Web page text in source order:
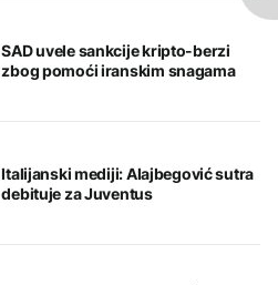
SAD uvele sankcije kripto-berzi
zbog pomoći iranskim snagama
Italijanski mediji: Alajbegović sutra
debituje za Juventus